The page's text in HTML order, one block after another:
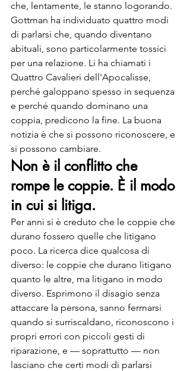
che, lentamente, le stanno logorando.
Gottman ha individuato quattro modi
di parlarsi che, quando diventano
abituali, sono particolarmente tossici
per una relazione. Li ha chiamati i
Quattro Cavalieri dell'Apocalisse,
perché galoppano spesso in sequenza
e perché quando dominano una
coppia, predicono la fine. La buona
notizia è che si possono riconoscere, e
si possono cambiare.
Non è il conflitto che
rompe le coppie. È il modo
in cui si litiga.
Per anni si è creduto che le coppie che
durano fossero quelle che litigano
poco. La ricerca dice qualcosa di
diverso: le coppie che durano litigano
quanto le altre, ma litigano in modo
diverso. Esprimono il disagio senza
attaccare la persona, sanno fermarsi
quando si surriscaldano, riconoscono i
propri errori con piccoli gesti di
riparazione, e — soprattutto — non
lasciano che certi modi di parlarsi